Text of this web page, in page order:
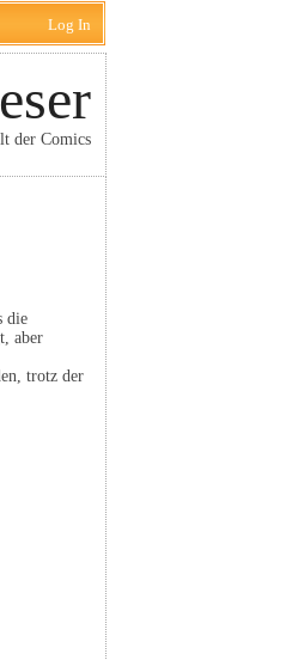
Log In
der Comics
die
aber
trotz der